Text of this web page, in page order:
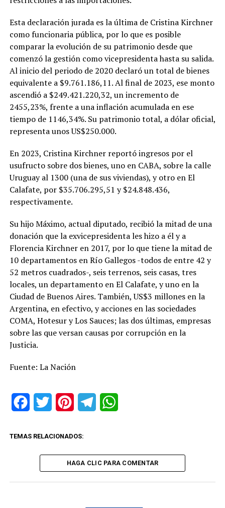
Esta declaración jurada es la última de Cristina Kirchner
como funcionaria pública, por lo que es posible
comparar la evolución de su patrimonio desde que
comenzó la gestión como vicepresidenta hasta su salida.
Al inicio del periodo de 2020 declaró un total de bienes
equivalente a $9.761.186,11. Al final de 2023, ese monto
ascendió a $249.421.220,32, un incremento de
2455,23%, frente a una inflación acumulada en ese
tiempo de 1146,34%. Su patrimonio total, a dólar oficial,
representa unos US$250.000.
En 2023, Cristina Kirchner reportó ingresos por el
usufructo sobre dos bienes, uno en CABA, sobre la calle
Uruguay al 1300 (una de sus viviendas), y otro en El
Calafate, por $35.706.295,51 y $24.848.436,
respectivamente.
Su hijo Máximo, actual diputado, recibió la mitad de una
donación que la exvicepresidenta les hizo a él y a
Florencia Kirchner en 2017, por lo que tiene la mitad de
10 departamentos en Río Gallegos -todos de entre 42 y
52 metros cuadrados-, seis terrenos, seis casas, tres
locales, un departamento en El Calafate, y uno en la
Ciudad de Buenos Aires. También, US$3 millones en la
Argentina, en efectivo, y acciones en las sociedades
COMA, Hotesur y Los Sauces; las dos últimas, empresas
sobre las que versan causas por corrupción en la
Justicia.
Fuente: La Nación
FacebookTwitter PinterestTelegram
TEMAS RELACIONADOS:
HAGA CLIC PARA COMENTAR